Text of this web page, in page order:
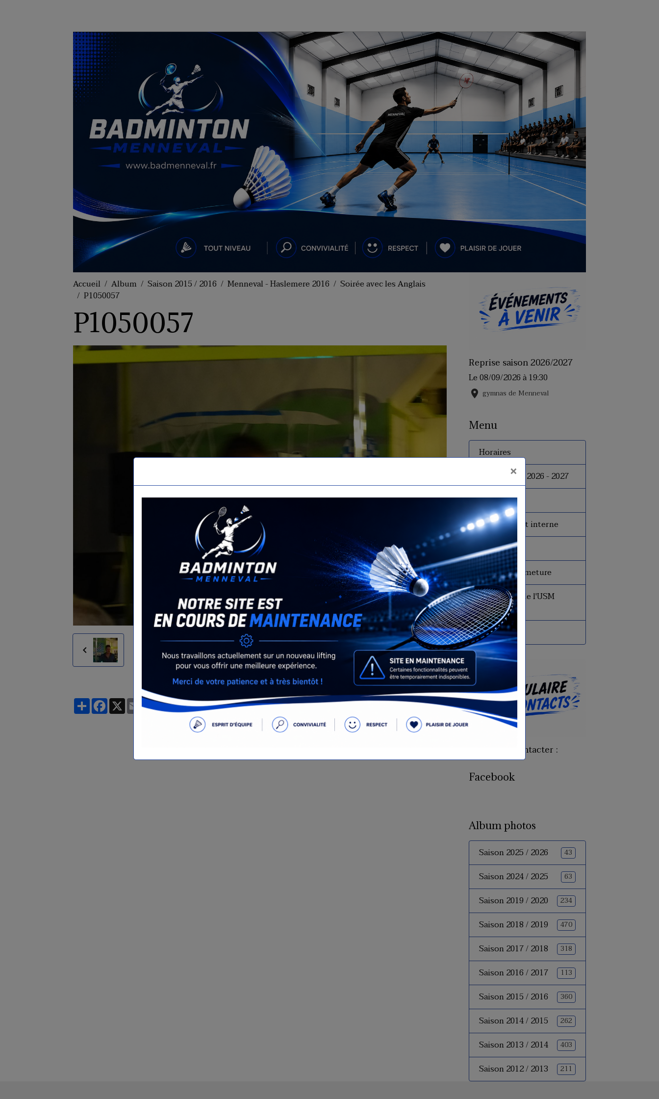
Accueil Album Saison 2015 / 2016 Menneval - Haslemere 2016
Soirée avec les Anglais
P1050057
P1050057
Retour
PartagerFacebook
X Email
Reprise saison 2026/2027
Le 08/09/2026à 19:30
gymnas de Menneval
Menu
Horaires
Inscriptions 2026 - 2027
Tarifs
Le règlement interne
Le bureau
Dates de fermeture
Historique de l'USM
Badminton
Presse
Pour nous contacter :
Facebook
Album photos
Saison 2025 / 2026 43
Saison 2024 / 2025 63
Saison 2019 / 2020 234
Saison 2018 / 2019 470
Saison 2017 / 2018 318
Saison 2016 / 2017 113
Saison 2015 / 2016 360
Saison 2014 / 2015 262
Saison 2013 / 2014 403
Saison 2012 / 2013 211
×